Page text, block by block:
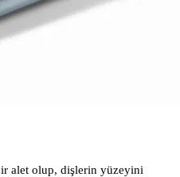
alet olup, dişlerin yüzeyini